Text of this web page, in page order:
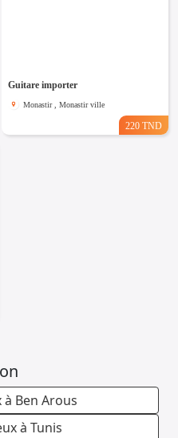
Guitare importer
Monastir , Monastir ville
220 TND
Ben Arous
à Tunis